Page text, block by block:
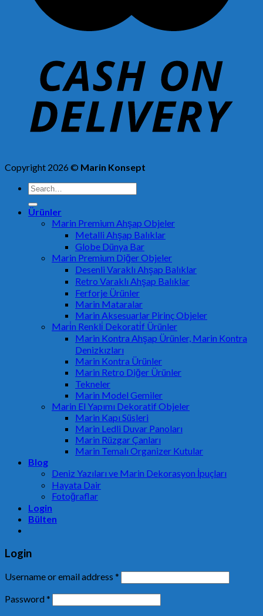
Copyright 2026 © Marin Konsept
Search
for:
Ürünler
Marin Premium Ahşap Objeler
Metalli Ahşap Balıklar
Globe Dünya Bar
Marin Premium Diğer Objeler
Desenli Varaklı Ahşap Balıklar
Retro Varaklı Ahşap Balıklar
Ferforje Ürünler
Marin Mataralar
Marin Aksesuarlar Pirinç Objeler
Mari̇n Renkli̇ Dekorati̇f Ürünler
Marin Kontra Ahşap Ürünler, Marin Kontra
Denizkızları
Marin Kontra Ürünler
Marin Retro Diğer Ürünler
Tekneler
Marin Model Gemiler
Marin El Yapımı Dekoratif Objeler
Marin Kapı Süsleri
Marin Ledli Duvar Panoları
Marin Rüzgar Çanları
Marin Temalı Organizer Kutular
Blog
Deniz Yazıları ve Marin Dekorasyon İpuçları
Hayata Dair
Fotoğraflar
Login
Bülten
Login
Username or email address *
Password*